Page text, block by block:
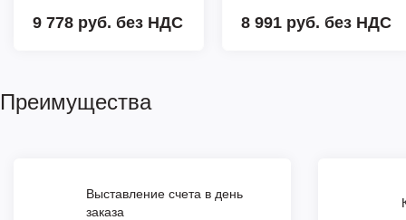
9 778 руб. без НДС 8 991 руб. без НДС
Преимущества
Выставление счета в день
заказа